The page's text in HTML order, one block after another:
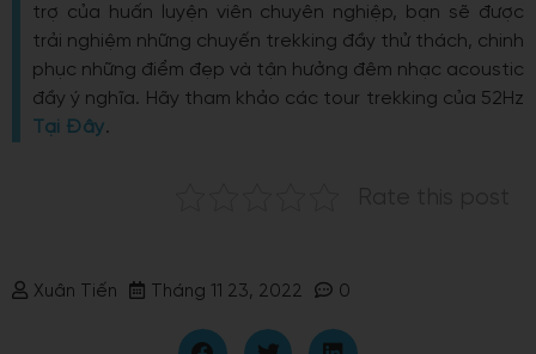
trợ của huấn luyện viên chuyên nghiệp, bạn sẽ được
trải nghiệm những chuyến trekking đầy thử thách, chinh
phục những điểm đẹp và tận hưởng đêm nhạc acoustic
đầy ý nghĩa. Hãy tham khảo các tour trekking của 52Hz
Tại Đây.
Xuân Tiến Tháng 11 23, 2022 0